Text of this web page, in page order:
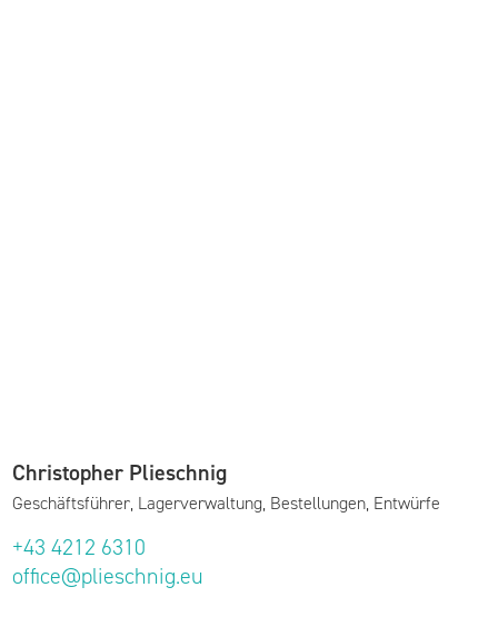
Christopher Plieschnig
Geschäftsführer, Lagerverwaltung, Bestellungen, Entwürfe
+43 4212 6310
office@plieschnig.eu